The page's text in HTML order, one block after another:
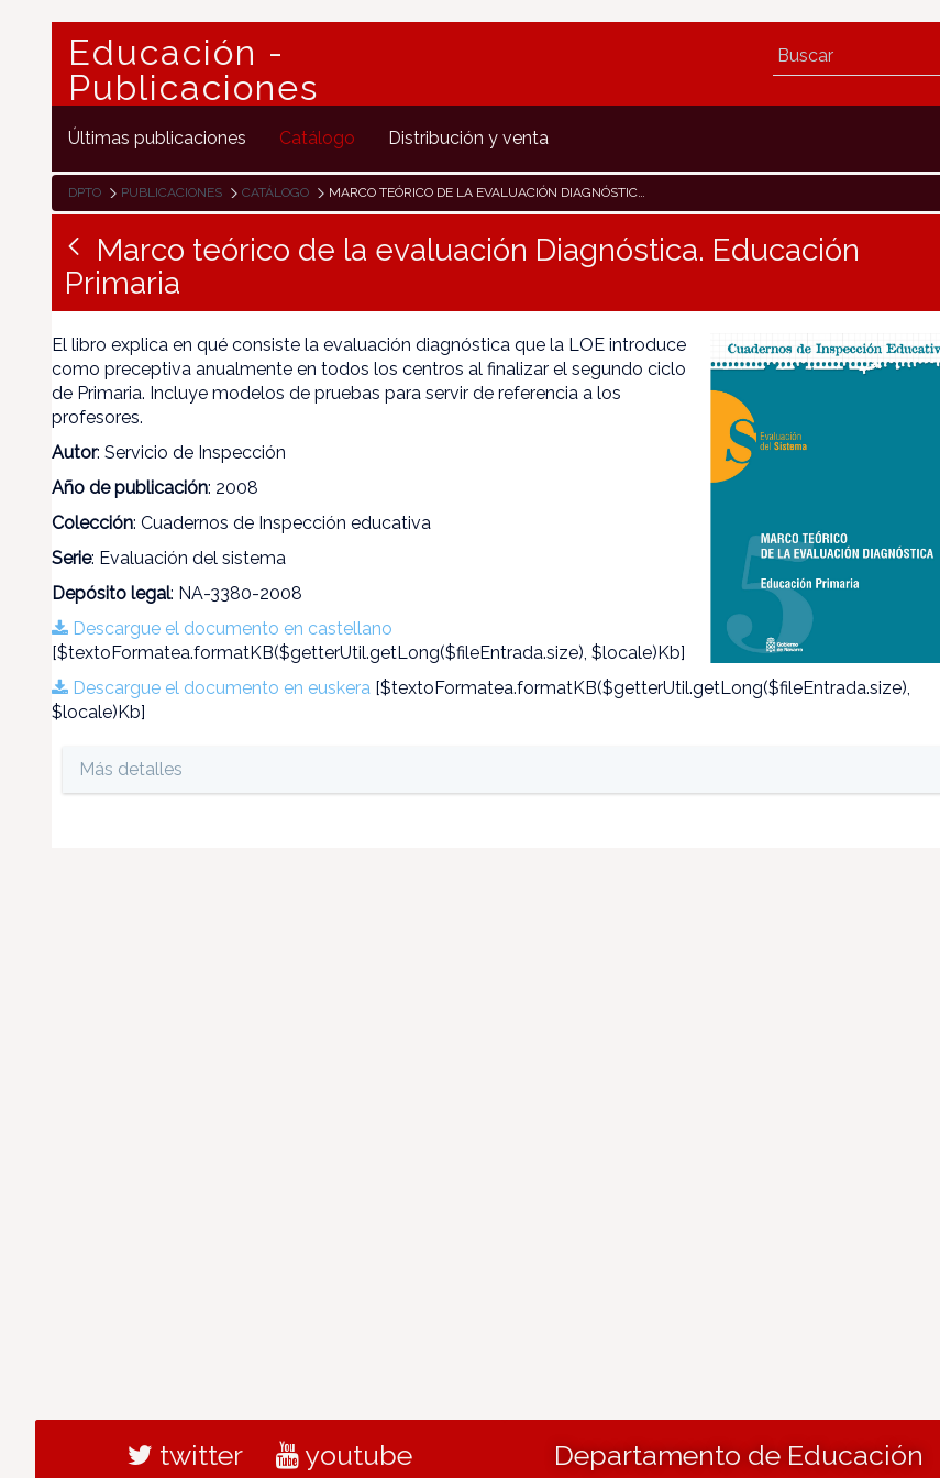
Educación -
Publicaciones
Últimas publicaciones Catálogo Distribución y venta
DPTO PUBLICACIONES CATÁLOGO MARCO TEÓRICO DE LA EVALUACIÓN DIAGNÓSTICA. EDUCACIÓN PRIMARIA
Marco teórico de la evaluación Diagnóstica. Educación
Primaria
El libro explica en qué consiste la evaluación diagnóstica que la LOE introduce
como preceptiva anualmente en todos los centros al finalizar el segundo ciclo
de Primaria. Incluye modelos de pruebas para servir de referencia a los
profesores.
Autor: Servicio de Inspección
Año de publicación: 2008
Colección: Cuadernos de Inspección educativa
Serie: Evaluación del sistema
Depósito legal: NA-3380-2008
Descargue el documento en castellano
[$textoFormatea.formatKB($getterUtil.getLong($fileEntrada.size), $locale)Kb]
Descargue el documento en euskera [$textoFormatea.formatKB($getterUtil.getLong($fileEntrada.size),
$locale)Kb]
Más detalles
twitter youtube Departamento de Educación